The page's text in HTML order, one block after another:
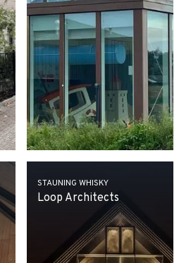
STAUNING WHISKY
Loop Architects